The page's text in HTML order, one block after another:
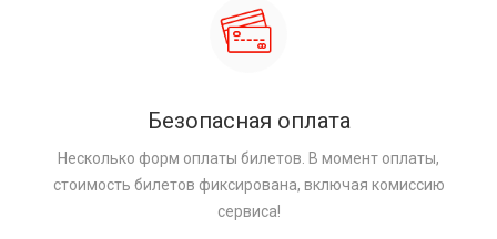
Безопасная оплата
Несколько форм оплаты билетов. В момент оплаты,
стоимость билетов фиксирована, включая комиссию
сервиса!